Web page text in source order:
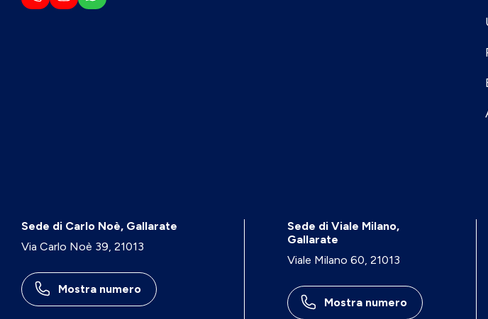
Sede di Carlo Noè, Gallarate
Via Carlo Noè 39, 21013
Mostra numero
Sede di Viale Milano,
Gallarate
Viale Milano 60, 21013
Mostra numero